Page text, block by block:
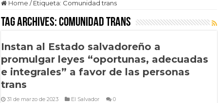
Home / Etiqueta: Comunidad trans
Tag Archives:Comunidad trans
Instan al Estado salvadoreño a
promulgar leyes “oportunas, adecuadas
e integrales” a favor de las personas
trans
31 de marzo de 2023 El Salvador 0